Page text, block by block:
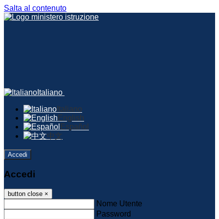
Salta al contenuto
Italiano
Italiano
English
Español
中文
Accedi
Accedi
button close ×
Nome Utente
Password